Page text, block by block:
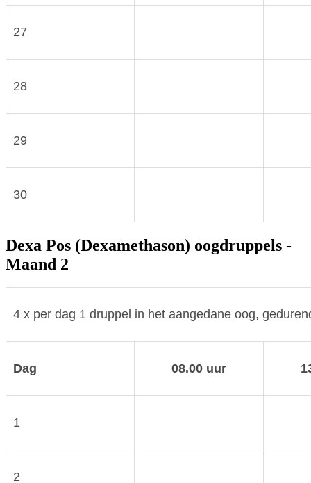
27
28
29
30
Dexa Pos (Dexamethason) oogdruppels -
Maand 2
4 x per dag 1 druppel in het aangedane oog,
Dag 08.00 uur
1
2